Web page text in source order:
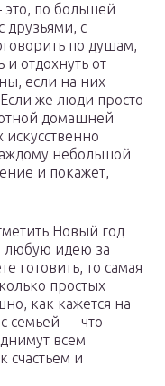
по большей
друзьями, с
по душам,
и отдохнуть от
если на них
же люди просто
домашней
искусственно
небольшой
и покажет,
Новый год
любую идею за
готовить, то самая
простых
как кажется на
семьей — что
всем
счастьем и